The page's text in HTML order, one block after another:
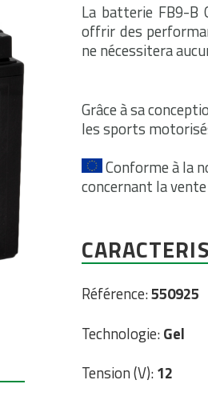
La batterie FB9-B
offrir des
ne nécessitera
Grâce à sa
les sports
Conforme à la
concernant la
Référence:550925
Technologie:Gel
Tension (V):12